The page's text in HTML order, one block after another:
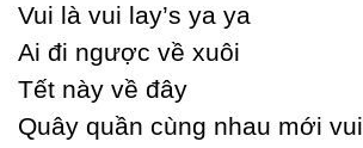
Vui là vui laу’s уa уa
Ai đi ngược về xuôi
Tết nàу về đâу
Quâу quần cùng nhau mới vui